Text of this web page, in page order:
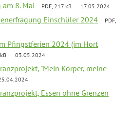
am 8. Mai PDF, 217 kB 17.05.2024
Einschüler 2024
PDF,
Pfingstferien 2024 (im Hort
03.05.2024
"Mein Körper, meine
Essen ohne Grenzen